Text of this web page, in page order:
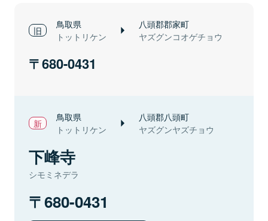
鳥取県
トットリケン
八頭郡郡家町
ヤズグンコオゲチョウ
680-0431
鳥取県
トットリケン
八頭郡八頭町
ヤズグンヤズチョウ
下峰寺
シモミネデラ
680-0431